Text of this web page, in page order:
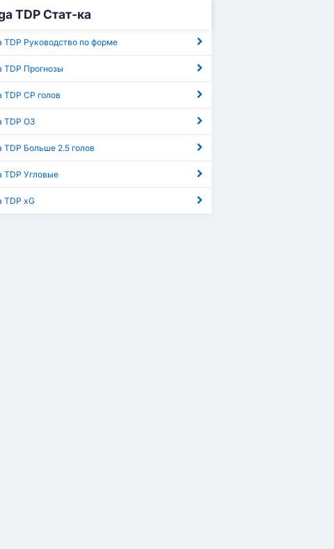
TDP Стат-ка
TDP Руководство по форме
TDP Прогнозы
TDP СР голов
TDP ОЗ
TDP Больше 2.5 голов
TDP Угловые
TDP xG